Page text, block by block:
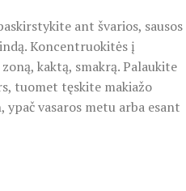
ant švarios, sausos
Koncentruokitės į
kaktą, smakrą. Palaukite
tuomet tęskite makiažo
vasaros metu arba esant